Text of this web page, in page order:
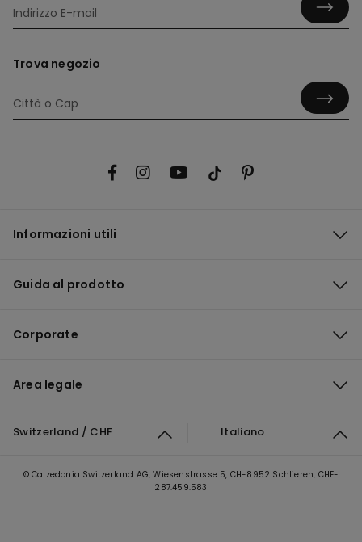
Trova negozio
Informazioni utili
Guida al prodotto
Corporate
Area legale
Switzerland / CHF Italiano
© Calzedonia Switzerland AG, Wiesenstrasse 5, CH-8952 Schlieren, CHE-
287.459.583